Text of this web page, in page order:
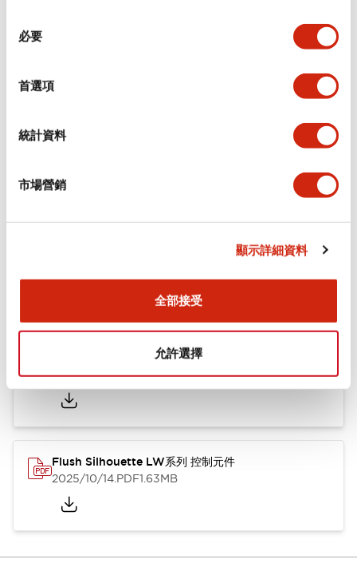
必要
首選項
統計資料
市場營銷
顯示詳細資料
全部接受
允許選擇
安裝和安裝規範
認證與標準
Flush Silhouette LW系列 控制元件 (英文版)
2025/09/19.PDF1.23MB
Flush Silhouette LW系列 控制元件
2025/10/14.PDF1.63MB